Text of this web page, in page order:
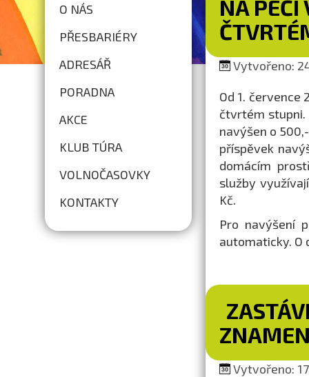
O NÁS
PŘESBARIÉRY
ADRESÁŘ
PORADNA
AKCE
KLUB TÚRA
VOLNOČASOVKY
KONTAKTY
NA PÉČI
Vytvořeno:
Od 1.
čtvrtém stupni.
navýšen o
příspěvek
domácím
služby
Kč.
Pro navýšení
automaticky. O
Vytvořeno: